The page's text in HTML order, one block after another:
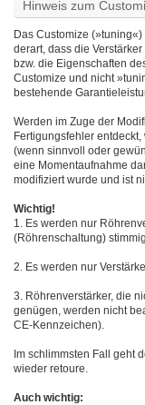
Hinweis zum
Das Customize
derart, dass die
bzw. die Eigenschaften
Customize und nicht
bestehende
Werden im Zuge der
Fertigungsfehler
(wenn sinnvoll oder
eine Momentaufnahme
modifiziert wurde und ist
Wichtig!
1. Es werden nur
(Röhrenschaltung)
2. Es werden nur
3. Röhrenverstärker, die
genügen, werden nicht
CE-Kennzeichen).
Im schlimmsten Fall geht
wieder retoure.
Auch wichtig: